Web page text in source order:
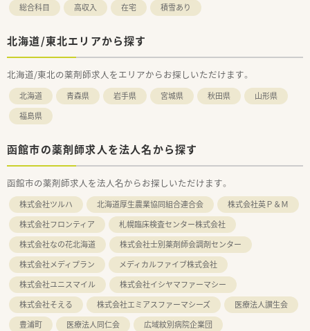
総合科目
高収入 在宅 積雪あり
北海道/東北エリアから探す
北海道/東北の薬剤師求人をエリアからお探しいただけます。
北海道 青森県 岩手県 宮城県 秋田県
山形県
福島県
函館市の薬剤師求人を法人名から探す
函館市の薬剤師求人を法人名からお探しいただけます。
株式会社ツルハ 北海道厚生農業協同組合連合会
株式会社英Ｐ＆Ｍ
株式会社フロンティア
札幌臨床検査センター株式会社
株式会社なの花北海道
株式会社士別薬剤師会調剤センター
株式会社メディプラン
メディカルファイブ株式会社
株式会社ユニスマイル
株式会社イシヤマファーマシー
株式会社そえる
株式会社エミアスファーマシーズ
医療法人讃生会
豊浦町
医療法人同仁会
広域紋別病院企業団